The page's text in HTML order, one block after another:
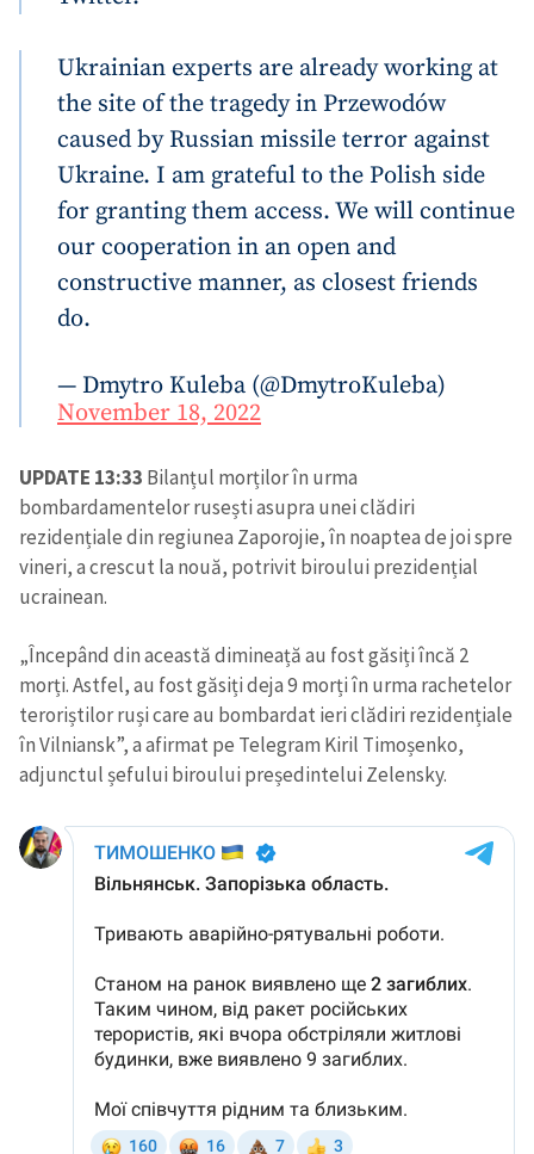
Ukrainian experts are already working at
the site of the tragedy in Przewodów
caused by Russian missile terror against
Ukraine. I am grateful to the Polish side
for granting them access. We will continue
our cooperation in an open and
constructive manner, as closest friends
do.
— Dmytro Kuleba (@DmytroKuleba)
November 18, 2022
UPDATE 13:33 Bilanțul morților în urma
bombardamentelor rusești asupra unei clădiri
rezidențiale din regiunea Zaporojie, în noaptea de joi spre
vineri, a crescut la nouă, potrivit biroului prezidențial
ucrainean.
„Începând din această dimineață au fost găsiți încă 2
morți. Astfel, au fost găsiți deja 9 morți în urma rachetelor
teroriștilor ruși care au bombardat ieri clădiri rezidențiale
în Vilniansk”, a afirmat pe Telegram Kiril Timoșenko,
adjunctul șefului biroului președintelui Zelensky.